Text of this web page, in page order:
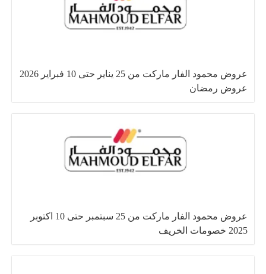
عروض محمود الفار ماركت من 25 يناير حتى 10 فبراير 2026
عروض رمضان
عروض محمود الفار ماركت من 25 سبتمبر حتى 10 اكتوبر
2025 خصومات الخريف